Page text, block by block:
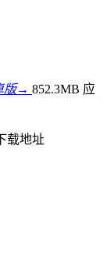
版→ 852.3MB 应
载地址